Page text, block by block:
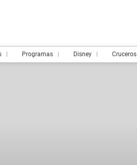
Programas Disney Cruceros